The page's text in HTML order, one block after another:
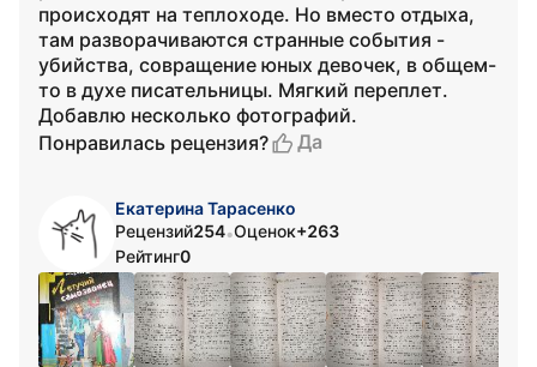
происходят на теплоходе. Но вместо отдыха,
там разворачиваются странные события -
убийства, совращение юных девочек, в общем-
то в духе писательницы. Мягкий переплет.
Добавлю несколько фотографий.
Понравилась рецензия?
Да
Екатерина Тарасенко
Рецензий254•Оценок+263
Рейтинг0